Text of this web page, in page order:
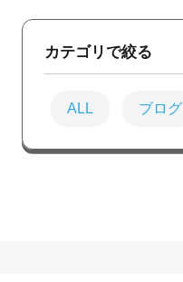
カテゴリで絞る
ALL ブログ